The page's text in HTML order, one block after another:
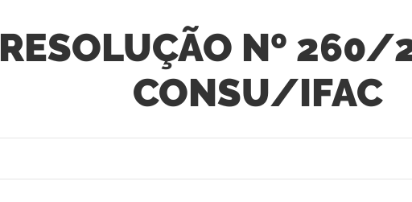
RESOLUÇÃO Nº 260/
CONSU/IFAC